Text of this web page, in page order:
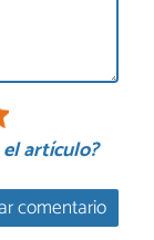
artículo?
comentario